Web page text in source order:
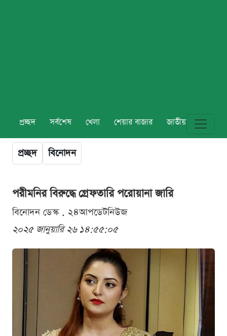
প্রচ্ছদ সর্বশেষ খেলা শেয়ার বাজার জাতীয় বিশ্ব
প্রচ্ছদ বিনোদন
পরীমনির বিরুদ্ধে গ্রেফতারি পরোয়ানা জারি
বিনোদন ডেস্ক . ২৪আপডেটনিউজ
২০২৫ জানুয়ারি ২৬ ১৪:৫৫:০৫